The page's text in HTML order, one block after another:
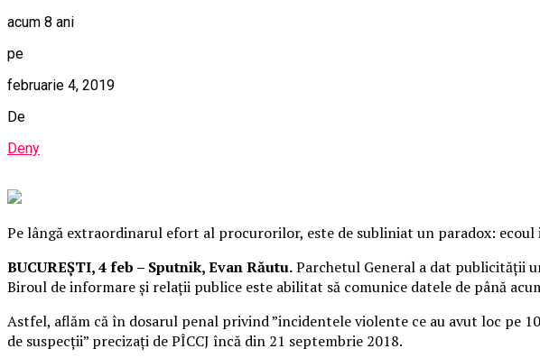
acum 8 ani
pe
februarie 4, 2019
De
Deny
Pe lângă extraordinarul efort al procurorilor, este de subliniat un paradox:
BUCUREȘTI, 4 feb – Sputnik, Evan Răutu.Parchetul General a dat publicității
Biroul de informare şi relaţii publice este abilitat să comunice datele de până
Astfel, aflăm că în dosarul penal privind ”incidentele violente ce au avut loc pe
de suspecții” precizați de PÎCCJ încă din 21 septembrie 2018.